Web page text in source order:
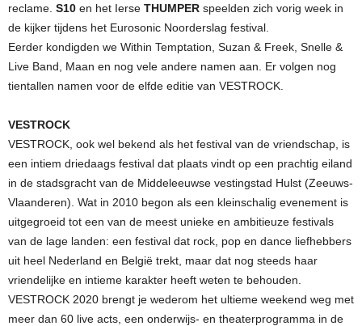
reclame. S10 en het Ierse THUMPER speelden zich vorig week in
de kijker tijdens het Eurosonic Noorderslag festival.
Eerder kondigden we Within Temptation, Suzan & Freek, Snelle &
Live Band, Maan en nog vele andere namen aan. Er volgen nog
tientallen namen voor de elfde editie van VESTROCK.
VESTROCK
VESTROCK, ook wel bekend als het festival van de vriendschap, is
een intiem driedaags festival dat plaats vindt op een prachtig eiland
in de stadsgracht van de Middeleeuwse vestingstad Hulst (Zeeuws-
Vlaanderen). Wat in 2010 begon als een kleinschalig evenement is
uitgegroeid tot een van de meest unieke en ambitieuze festivals
van de lage landen: een festival dat rock, pop en dance liefhebbers
uit heel Nederland en België trekt, maar dat nog steeds haar
vriendelijke en intieme karakter heeft weten te behouden.
VESTROCK 2020 brengt je wederom het ultieme weekend weg met
meer dan 60 live acts, een onderwijs- en theaterprogramma in de